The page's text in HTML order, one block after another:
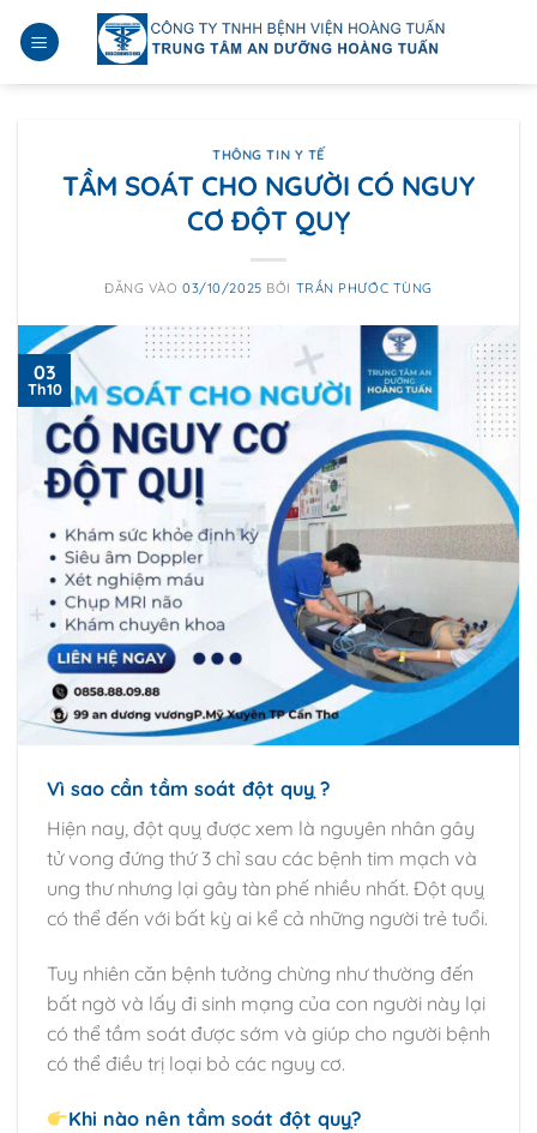
qua
THÔNG TIN Y TẾ
TẦM SOÁT CHO NGƯỜI CÓ NGUY
CƠ ĐỘT QUỴ
ĐĂNG VÀO03/10/2025 BỞI TRẦN PHƯỚC TÙNG
03
Th10
Vì sao cần tầm soát đột quỵ ?
Hiện nay, đột quỵ được xem là nguyên nhân gây
tử vong đứng thứ 3 chỉ sau các bệnh tim mạch và
ung thư nhưng lại gây tàn phế nhiều nhất. Đột quỵ
có thể đến với bất kỳ ai kể cả những người trẻ tuổi.
Tuy nhiên căn bệnh tưởng chừng như thường đến
bất ngờ và lấy đi sinh mạng của con người này lại
có thể tầm soát được sớm và giúp cho người bệnh
có thể điều trị loại bỏ các nguy cơ.
Khi nào nên tầm soát đột quỵ?